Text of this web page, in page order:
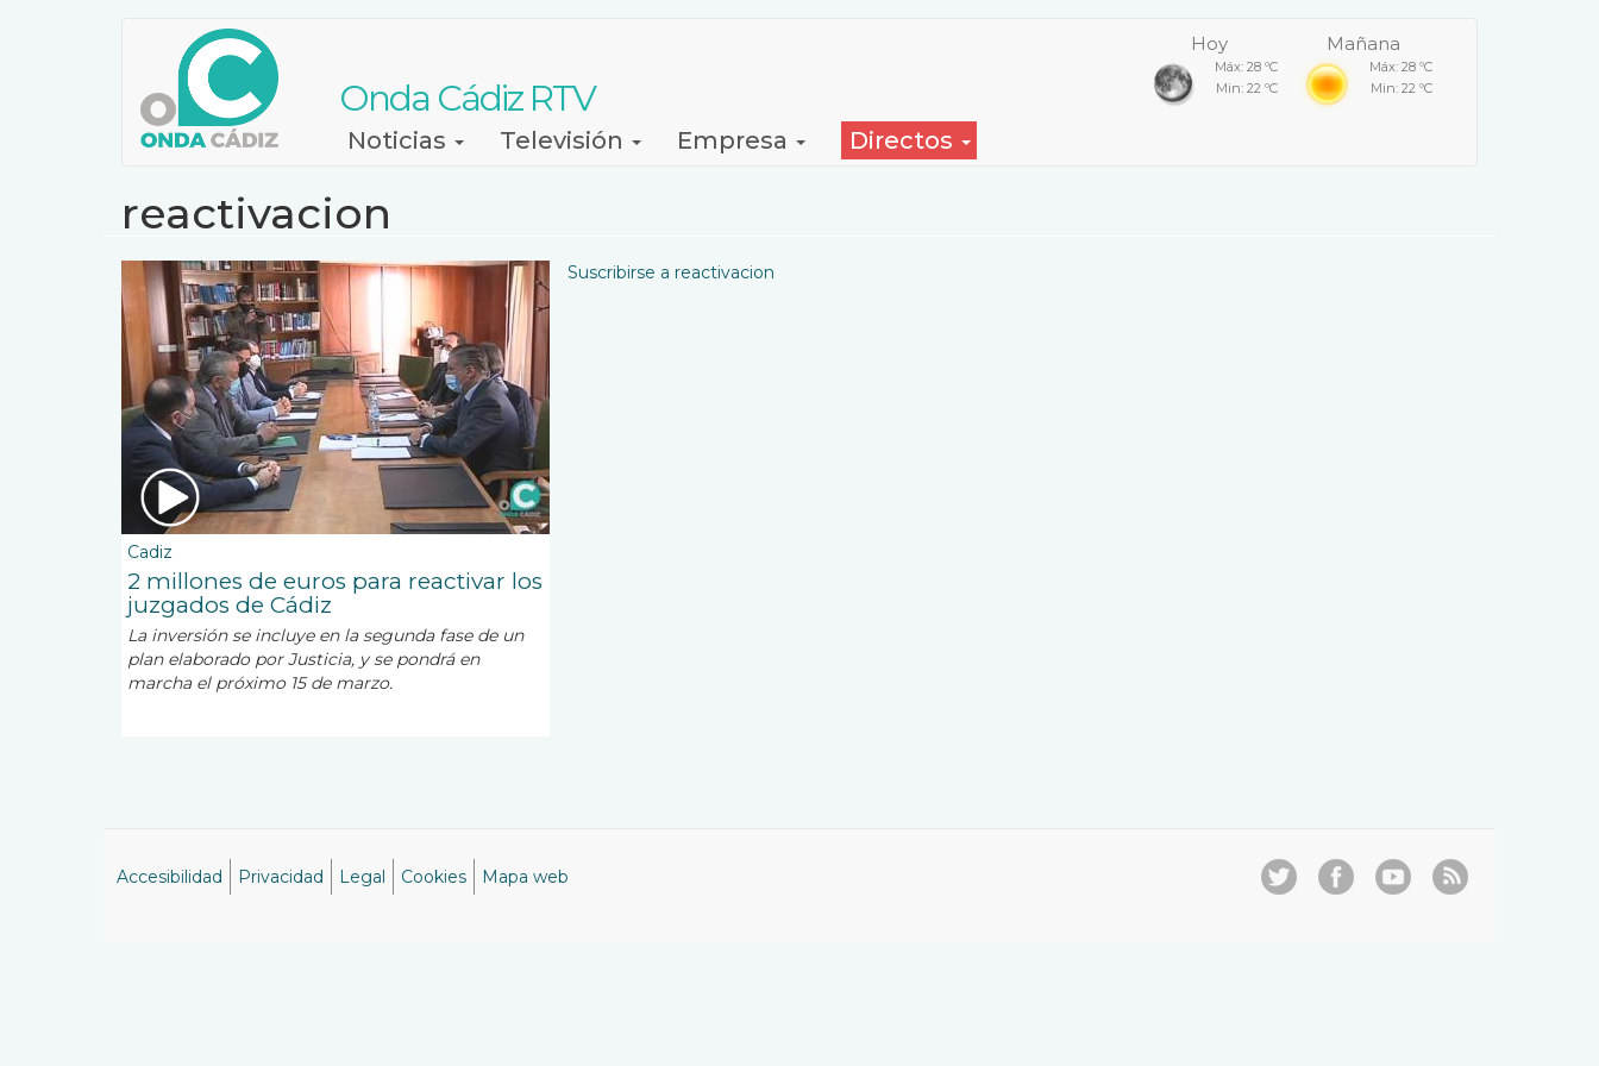
Onda Cádiz RTV
Hoy
Máx: 28 ºC
Min: 22 ºC
Mañana
Máx: 28 ºC
Min: 22 ºC
NavegaciónNoticias Televisión Empresa Directos
reactivacion
Cadiz
2 millones de euros para reactivar los
juzgados de Cádiz
La inversión se incluye en la segunda fase de un
plan elaborado por Justicia, y se pondrá en
marcha el próximo 15 de marzo.
Suscribirse a reactivacion
Accesibilidad Privacidad Legal Cookies Mapa web